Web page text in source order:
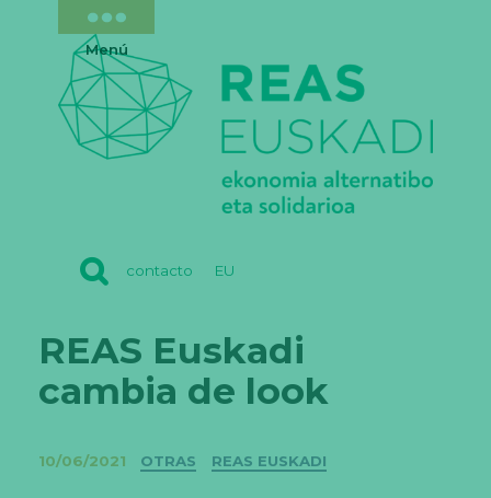
contacto EU
Menú
REAS Euskadi
cambia de look
10/06/2021 Categorías
OTRAS REAS EUSKADI